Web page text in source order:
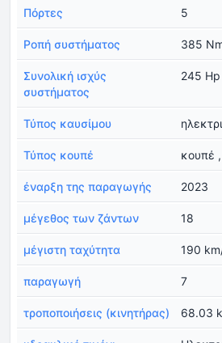
Πόρτες 5
Ροπή συστήματος 385
Συνολική ισχύς
συστήματος
245 Hp
Τύπος καυσίμου
Τύπος κουπέ κουπέ
έναρξη της παραγωγής 2023
μέγεθος των ζάντων 18
μέγιστη ταχύτητα 190
παραγωγή 7
τροποποιήσεις (κινητήρας) 68.03